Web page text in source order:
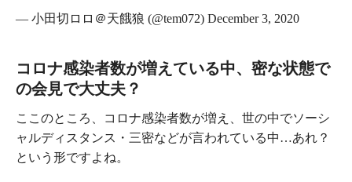
— 小田切ロロ＠天餓狼 (@tem072) December 3, 2020
コロナ感染者数が増えている中、密な状態で
の会見で大丈夫？
ここのところ、コロナ感染者数が増え、世の中でソーシ
ャルディスタンス・三密などが言われている中…あれ？
という形ですよね。